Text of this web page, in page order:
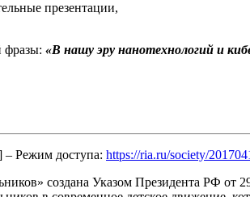
презентации,
фразы: «В нашу эру нанотехнологий и
– Режим доступа: https://ria.ru/society/
создана Указом Президента РФ от